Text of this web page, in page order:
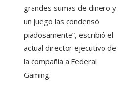
grandes sumas de dinero y
un juego las condensó
piadosamente”, escribió el
actual director ejecutivo de
la compañía a Federal
Gaming.